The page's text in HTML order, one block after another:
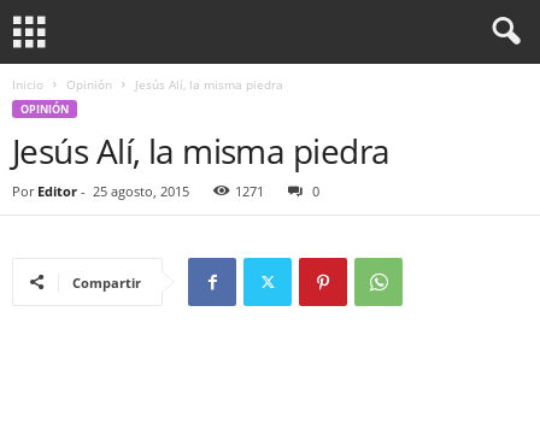
Inicio Opinión Jesús Alí, la misma piedra
OPINIÓN
Jesús Alí, la misma piedra
Por Editor - 25 agosto, 2015 1271 0
Compartir